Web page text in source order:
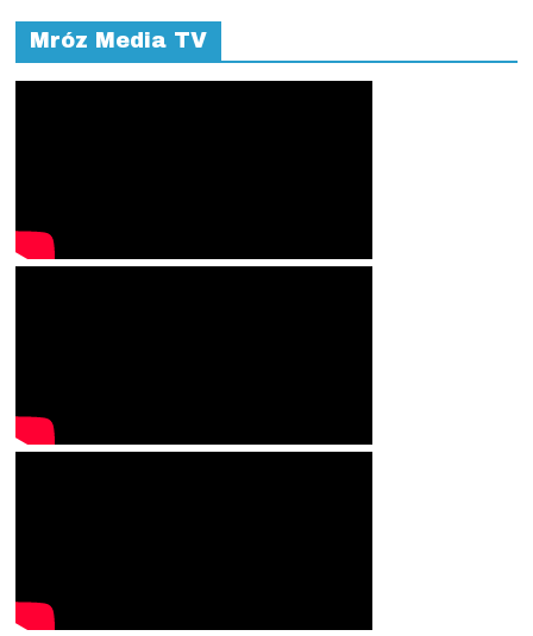
Mróz Media TV